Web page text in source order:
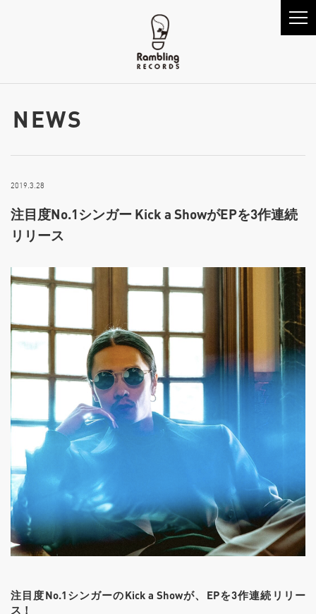
NEWS
2019.3.28
注目度No.1シンガー Kick a ShowがEPを3作連続
リリース
注目度No.1 シンガーのKick a Showが、 EPを3作連続リリー
ス！